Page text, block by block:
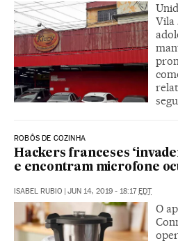
Vila
ROBÔS DE COZINHA
Hackers franceses
e encontram microfone
ISABEL RUBIO | JUN 14, 2019 - 18:17EDT
O